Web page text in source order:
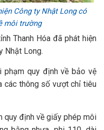
Công ty Nhật Long có
môi trường
Thanh Hóa đã phát hiện
Nhật Long.
phạm quy định về bảo vệ
các thông số vượt chỉ tiêu
quy định về giấy phép môi